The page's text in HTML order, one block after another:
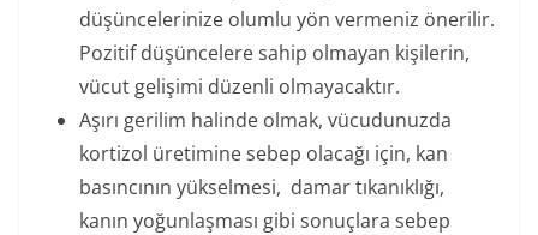
düşüncelerinize olumlu yön vermeniz önerilir.
Pozitif düşüncelere sahip olmayan kişilerin,
vücut gelişimi düzenli olmayacaktır.
Aşırı gerilim halinde olmak, vücudunuzda
kortizol üretimine sebep olacağı için, kan
basıncının yükselmesi, damar tıkanıklığı,
kanın yoğunlaşması gibi sonuçlara sebep